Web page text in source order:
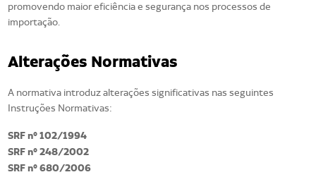
promovendo maior eficiência e segurança nos processos de
importação.
Alterações Normativas
A normativa introduz alterações significativas nas seguintes
Instruções Normativas:
SRF nº 102/1994
SRF nº 248/2002
SRF nº 680/2006